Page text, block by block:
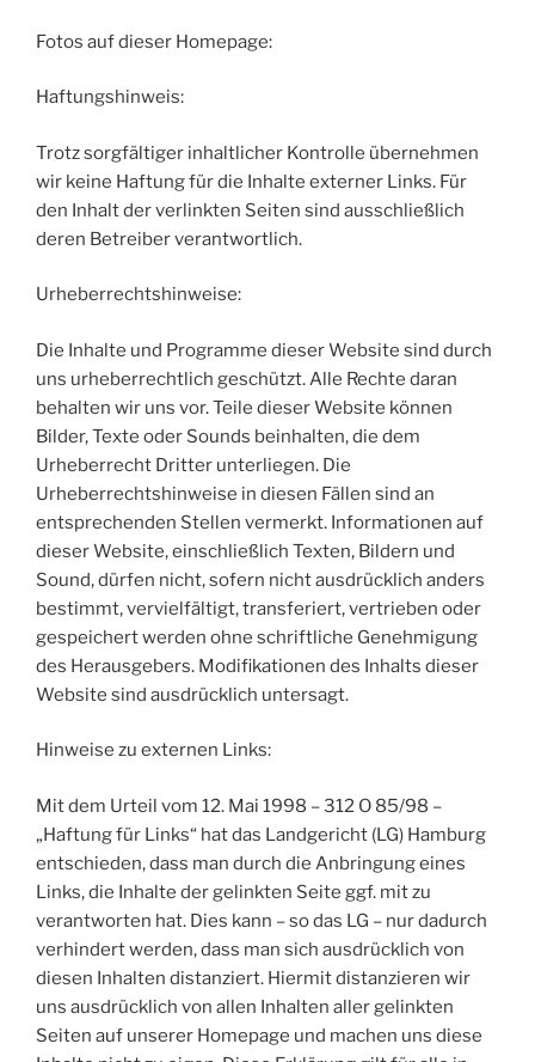
Fotos auf dieser Homepage:
Haftungshinweis:
Trotz sorgfältiger inhaltlicher Kontrolle übernehmen
wir keine Haftung für die Inhalte externer Links. Für
den Inhalt der verlinkten Seiten sind ausschließlich
deren Betreiber verantwortlich.
Urheberrechtshinweise:
Die Inhalte und Programme dieser Website sind durch
uns urheberrechtlich geschützt. Alle Rechte daran
behalten wir uns vor. Teile dieser Website können
Bilder, Texte oder Sounds beinhalten, die dem
Urheberrecht Dritter unterliegen. Die
Urheberrechtshinweise in diesen Fällen sind an
entsprechenden Stellen vermerkt. Informationen auf
dieser Website, einschließlich Texten, Bildern und
Sound, dürfen nicht, sofern nicht ausdrücklich anders
bestimmt, vervielfältigt, transferiert, vertrieben oder
gespeichert werden ohne schriftliche Genehmigung
des Herausgebers. Modifikationen des Inhalts dieser
Website sind ausdrücklich untersagt.
Hinweise zu externen Links:
Mit dem Urteil vom 12. Mai 1998 – 312 O 85/98 –
„Haftung für Links“ hat das Landgericht (LG) Hamburg
entschieden, dass man durch die Anbringung eines
Links, die Inhalte der gelinkten Seite ggf. mit zu
verantworten hat. Dies kann – so das LG – nur dadurch
verhindert werden, dass man sich ausdrücklich von
diesen Inhalten distanziert. Hiermit distanzieren wir
uns ausdrücklich von allen Inhalten aller gelinkten
Seiten auf unserer Homepage und machen uns diese